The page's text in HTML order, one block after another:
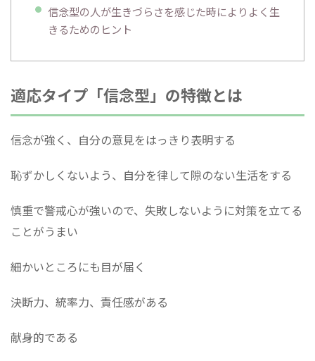
信念型の人が生きづらさを感じた時によりよく生
きるためのヒント
適応タイプ「信念型」の特徴とは
信念が強く、自分の意見をはっきり表明する
恥ずかしくないよう、自分を律して隙のない生活をする
慎重で警戒心が強いので、失敗しないように対策を立てる
ことがうまい
細かいところにも目が届く
決断力、統率力、責任感がある
献身的である